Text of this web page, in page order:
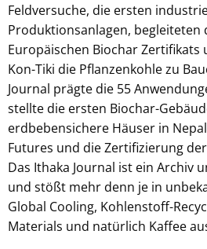
Feldversuche, die ersten
Produktionsanlagen, begleiteten
Europäischen Biochar
Kon-Tiki die Pflanzenkohle zu
Journal prägte die 55
stellte die ersten Biochar-
erdbebensichere Häuser in
Futures und die Zertifizierung
Das Ithaka Journal ist ein Archiv
und stößt mehr denn je in
Global Cooling, Kohlenstoff-
Materials und natürlich Kaffee